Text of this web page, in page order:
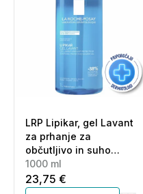
LRP Lipikar, gel Lavant
za prhanje za
občutljivo in suho
kožo (1000 ml)
1000 ml
23,75 €